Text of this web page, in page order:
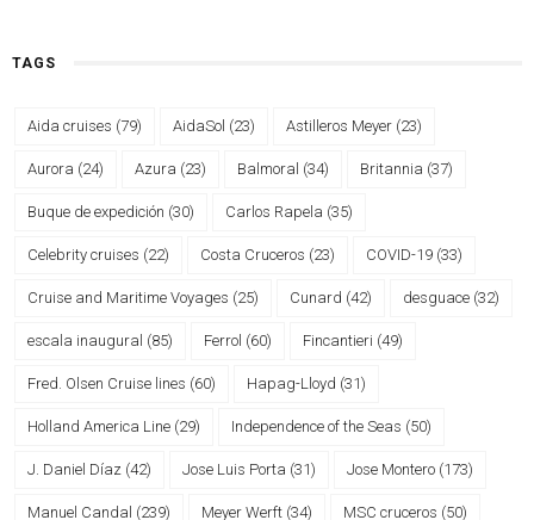
TAGS
Aida cruises (79) AidaSol (23) Astilleros Meyer (23)
Aurora (24) Azura (23) Balmoral (34) Britannia (37)
Buque de expedición (30) Carlos Rapela (35)
Celebrity cruises (22) Costa Cruceros (23) COVID-19 (33)
Cruise and Maritime Voyages (25) Cunard (42) desguace (32)
escala inaugural (85) Ferrol (60) Fincantieri (49)
Fred. Olsen Cruise lines (60) Hapag-Lloyd (31)
Holland America Line (29) Independence of the Seas (50)
J. Daniel Díaz (42) Jose Luis Porta (31) Jose Montero (173)
Manuel Candal (239) Meyer Werft (34) MSC cruceros (50)